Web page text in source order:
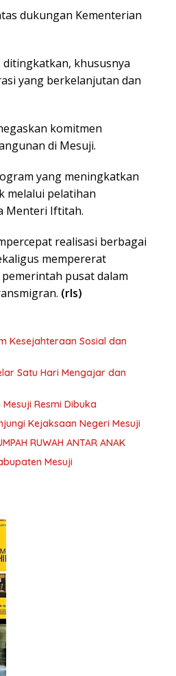
dukungan Kementerian
ditingkatkan, khususnya
yang berkelanjutan dan
komitmen
di Mesuji.
yang meningkatkan
melalui pelatihan
Menteri Iftitah.
realisasi berbagai
mempererat
pusat dalam
(rls)
Kesejahteraan Sosial dan
Satu Hari Mengajar dan
Resmi Dibuka
Kejaksaan Negeri Mesuji
RUWAH ANTAR ANAK
Mesuji